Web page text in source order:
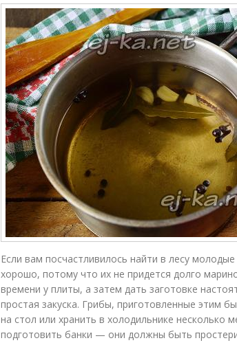
Если вам посчастливилось найти в лесу
хорошо, потому что их не придется долго
времени у плиты, а затем дать заготовке
простая закуска. Грибы, приготовленные этим
на стол или хранить в холодильнике несколько
подготовить банки — они должны быть